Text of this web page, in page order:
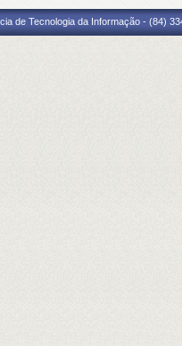
de Tecnologia da Informação - (84)